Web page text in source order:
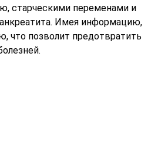
старческими переменами и
Имея информацию,
что позволит предотвратить